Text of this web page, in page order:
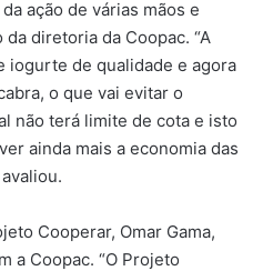
ação de várias mãos e
diretoria da Coopac. “A
iogurte de qualidade e agora
o que vai evitar o
não terá limite de cota e isto
ainda mais a economia das
Cooperar, Omar Gama,
a Coopac. “O Projeto